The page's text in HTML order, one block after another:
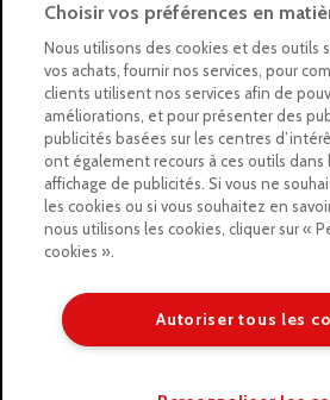
Trouver nos magasins
La newsletter des magasins
Feuilleter le Guide
Gratuit : intégrer le Guide
Marques Beaux-Arts
Matériel pour l’aquarelle
Matériel pour l’acrylique
Matériel pour l’huile
Choisir vos préférences en
Nous utilisons des cookies et des outils
vos achats, fournir nos services, pour
clients utilisent nos services afin de
améliorations, et pour présenter des
publicités basées sur les centres
ont également recours à ces outils
affichage de publicités. Si vous ne
les cookies ou si vous souhaitez en
nous utilisons les cookies, cliquer sur «
cookies ».
Autoriser tous les